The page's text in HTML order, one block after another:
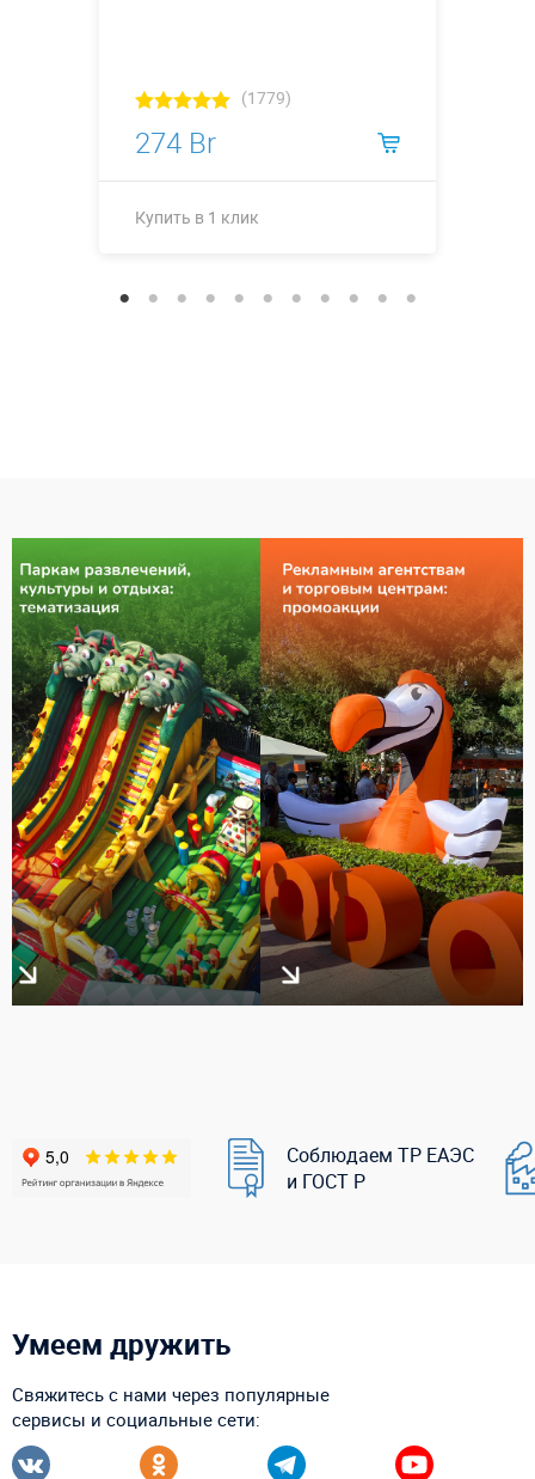
(1779)
274 Br
Купить в 1 клик
Соблюдаем ТР ЕАЭС
и ГОСТ Р
Умеем дружить
Свяжитесь с нами через популярные
сервисы и социальные сети: